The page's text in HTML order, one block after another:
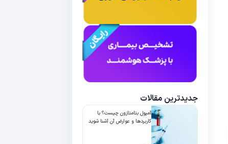
جدیدترین مقالات
آمپول بتامتازون چیست؟ با
کاربردها و عوارض آن آشنا شوید